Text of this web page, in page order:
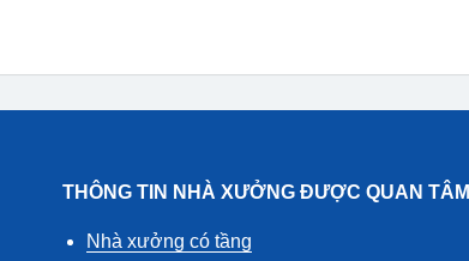
THÔNG TIN NHÀ XƯỞNG ĐƯỢC QUAN TÂM
Nhà xưởng có tầng